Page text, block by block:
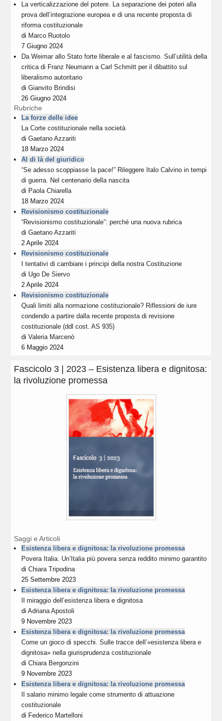
La verticalizzazione del potere. La separazione dei poteri alla
prova dell’integrazione europea e di una recente proposta di
riforma costituzionale
di Marco Ruotolo
7 Giugno 2024
Da Weimar allo Stato forte liberale e al fascismo. Sull’utilità della
critica di Franz Neumann a Carl Schmitt per il dibattito sul
liberalismo autoritario
diGianvito Brindisi
26 Giugno 2024
Rubriche
La forze delle idee
La Corte costituzionale nella società
diGaetano Azzariti
18 Marzo 2024
Al di là del giuridico
“Se adesso scoppiasse la pace!” Rileggere Italo Calvino in tempi
di guerra. Nel centenario della nascita
di Paola Chiarella
18 Marzo 2024
Revisionismo costituzionale
“Revisionismo costituzionale”: perché una nuova rubrica
diGaetano Azzariti
2 Aprile 2024
Revisionismo costituzionale
I tentativi di cambiare i principi della nostra Costituzione
di Ugo De Siervo
2 Aprile 2024
Revisionismo costituzionale
Quali limiti alla normazione costituzionale? Riflessioni de iure
condendo a partire dalla recente proposta di revisione
costituzionale (ddl cost. AS 935)
diValeria Marcenò
6 Maggio 2024
Fascicolo 3 | 2023 – Esistenza libera e dignitosa:
la rivoluzione promessa
Saggi e Articoli
Esistenza libera e dignitosa: la rivoluzione promessa
Povera Italia. Un’Italia più povera senza reddito minimo garantito
diChiara Tripodina
25 Settembre 2023
Esistenza libera e dignitosa: la rivoluzione promessa
Il miraggio dell’esistenza libera e dignitosa
diAdriana Apostoli
9 Novembre 2023
Esistenza libera e dignitosa: la rivoluzione promessa
Come un gioco di specchi. Sulle tracce dell’«esistenza libera e
dignitosa» nella giurisprudenza costituzionale
diChiara Bergonzini
9 Novembre 2023
Esistenza libera e dignitosa: la rivoluzione promessa
Il salario minimo legale come strumento di attuazione
costituzionale
di Federico Martelloni